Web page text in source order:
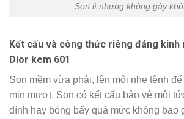
Son lì nhưng không gây
Kết cấu và công thức riêng đáng kinh
Dior kem 601
Son mềm vừa phải, lên môi nhẹ tênh
mịn mượt. Son có kết cấu bảo vệ môi
dính hay bóng bẩy quá mức không bao